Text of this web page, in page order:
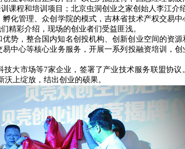
课程和培训项目；北京虫洞创业之家创始人李江介
化管理、众创学院的模式，吉林省技术产权交易
精彩介绍，现场的创业者们受益匪浅。
优势，整合国内知名创投机构、创新创业空间的资源
中心等核心业务服务，开展一系列投融资培训，
技大市场等7家企业，签署了产业技术服务联盟协
上绽放，结出创业的硕果。